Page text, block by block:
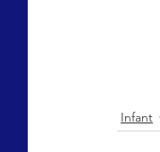
Infant